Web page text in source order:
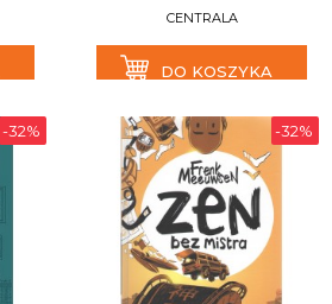
CENTRALA
DO KOSZYKA
-32% -32%